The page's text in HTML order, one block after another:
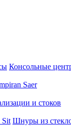
Консольные
Saer
и стоков
Sit Шнуры из